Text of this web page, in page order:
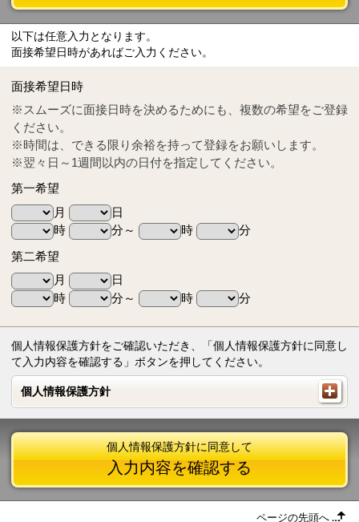
Tel
0570-55-0314
以下は任意入力となります。
面接希望日時があればご入力ください。
面接希望日時
※スムーズに面接日時を決めるためにも、複数の希望をご登録
ください。
※時間は、できる限り余裕を持って登録をお願いします。
※翌々日～1週間以内の日付を指定してください。
第一希望
月
日
時
分～ 時
分
第二希望
月
日
時
分～ 時 分
個人情報保護方針をご確認いただき、「個人情報保護方針に同意し
て入力内容を確認する」ボタンを押してください。
個人情報保護方針
個人情報保護方針
個人情報保護方針に同意して
入力内容を確認する
ページの先頭へ